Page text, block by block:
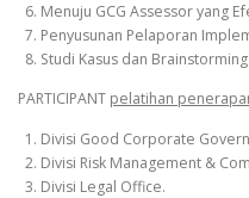
6. Menuju GCG Assessor yang
7. Penyusunan Pelaporan
8. Studi Kasus dan Brainstorming
PARTICIPANT pelatihan
1. Divisi Good Corporate
2. Divisi Risk Management &
3. Divisi Legal Office.